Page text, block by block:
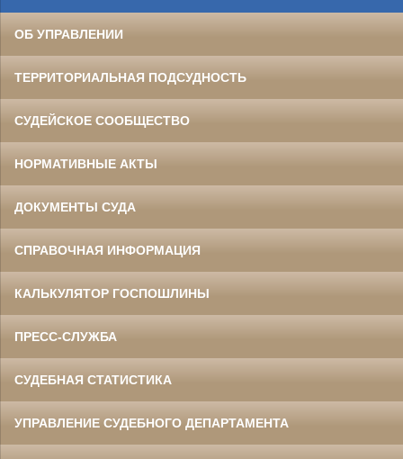
ОБ УПРАВЛЕНИИ
ТЕРРИТОРИАЛЬНАЯ ПОДСУДНОСТЬ
СУДЕЙСКОЕ СООБЩЕСТВО
НОРМАТИВНЫЕ АКТЫ
ДОКУМЕНТЫ СУДА
СПРАВОЧНАЯ ИНФОРМАЦИЯ
КАЛЬКУЛЯТОР ГОСПОШЛИНЫ
ПРЕСС-СЛУЖБА
СУДЕБНАЯ СТАТИСТИКА
УПРАВЛЕНИЕ СУДЕБНОГО ДЕПАРТАМЕНТА